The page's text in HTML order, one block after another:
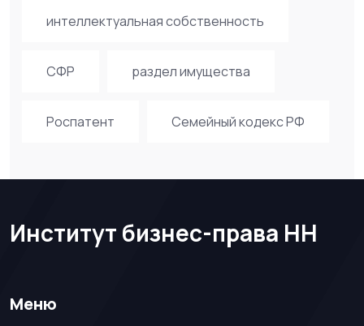
интеллектуальная собственность
СФР раздел имущества
Роспатент Семейный кодекс РФ
Институт бизнес-права НН
Меню